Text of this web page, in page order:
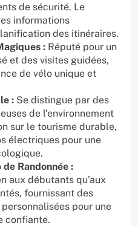
de sécurité. Le
informations
des itinéraires.
: Réputé pour un
et des visites guidées,
de vélo unique et
: Se distingue par des
de l’environnement
sur le tourisme durable,
électriques pour une
Randonnée :
aux débutants qu’aux
fournissant des
pour une
confiante.